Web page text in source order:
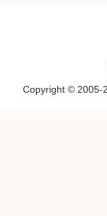
Copyright © 2005-